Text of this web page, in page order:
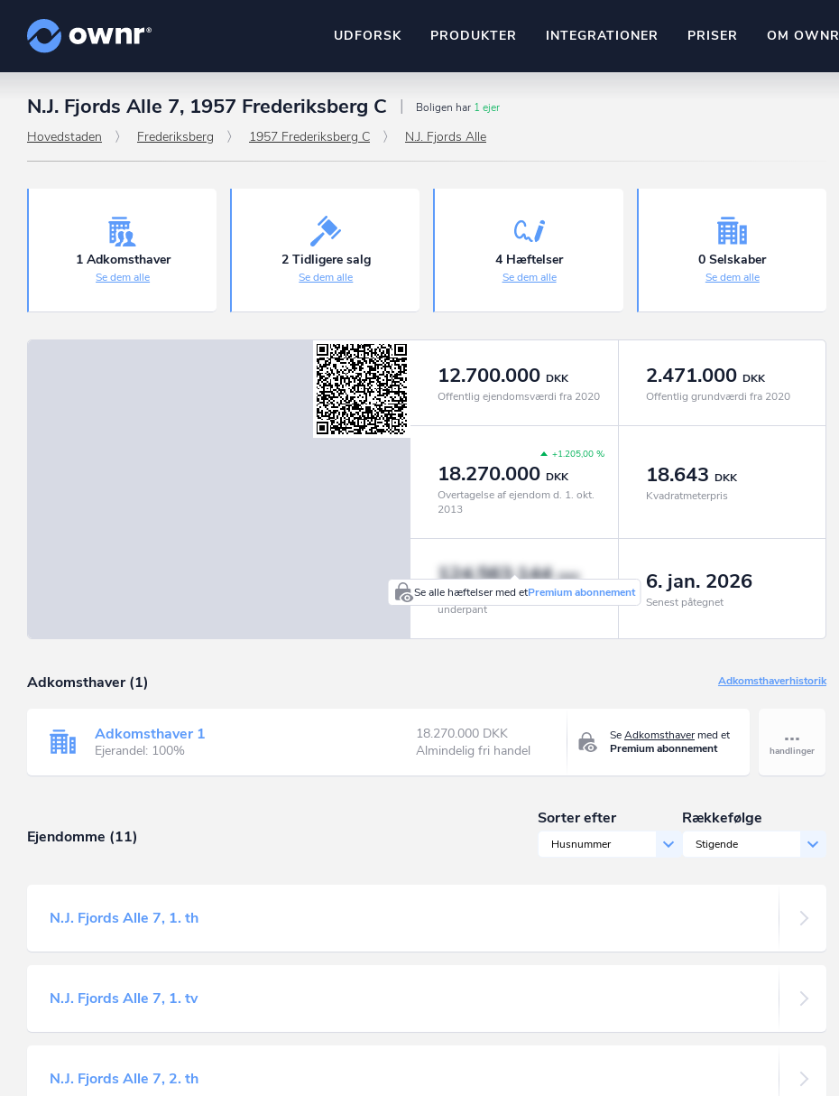
UDFORSK PRODUKTER
ownr Insights
Hold dig opdateret og compliant
ownr Pipeline
Sæt strøm til dit nysalg
Identificer salgsklare kundeemner
INTEGRATIONER
Pipedrive
Kun fantasien sætter grænsen
PRISER OM OWNR
N.J. Fjords Alle 7, 1957 Frederiksberg C Boligen har 1 ejer
Hovedstaden Frederiksberg 1957 Frederiksberg C N.J. Fjords Alle
1 Adkomsthaver
Se dem alle
2 Tidligere salg
Se dem alle
4 Hæftelser
Se dem alle
0 Selskaber
Se dem alle
12.700.000 DKK
Offentlig ejendomsværdi fra 2020
2.471.000 DKK
Offentlig grundværdi fra 2020
+1.205,00 %
18.270.000 DKK
Overtagelse af ejendom d. 1. okt.
2013
18.643 DKK
Kvadratmeterpris
124.563.144DKK
Se alle hæftelser med etPremium abonnement
Realkredit, pantebreve og
underpant
6. jan. 2026
Senest påtegnet
Adkomsthaver (1) Adkomsthaverhistorik
SeAdkomsthavermed et
Premium abonnement
Adkomsthaver 1
Ejerandel: 100%
18.270.000 DKK
Almindelig fri handel
Ejendomme (11)
Sorter efter
Husnummer
Rækkefølge
Stigende
N.J. Fjords Alle 7, 1. th
N.J. Fjords Alle 7, 1. tv
N.J. Fjords Alle 7, 2. th